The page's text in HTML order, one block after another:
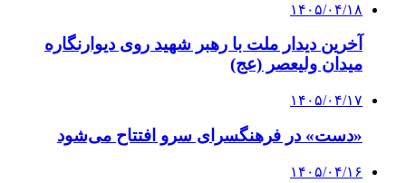
۱۴۰۵/۰۴/۱۸
آخرین دیدار ملت با رهبر شهید روی دیوارنگاره
میدان ولیعصر (عج)
۱۴۰۵/۰۴/۱۷
«دست» در فرهنگسرای سرو افتتاح می‌شود
۱۴۰۵/۰۴/۱۶